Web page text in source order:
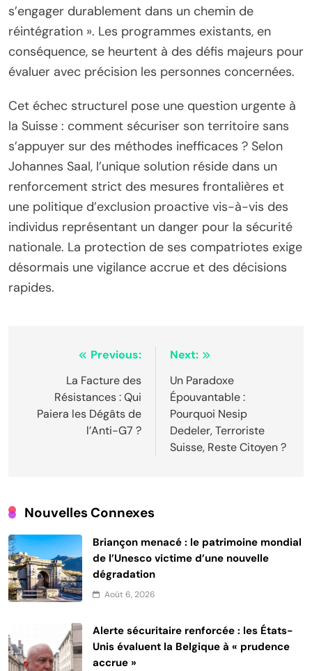
s’engager durablement dans un chemin de
réintégration ». Les programmes existants, en
conséquence, se heurtent à des défis majeurs pour
évaluer avec précision les personnes concernées.
Cet échec structurel pose une question urgente à
la Suisse : comment sécuriser son territoire sans
s’appuyer sur des méthodes inefficaces ? Selon
Johannes Saal, l’unique solution réside dans un
renforcement strict des mesures frontalières et
une politique d’exclusion proactive vis-à-vis des
individus représentant un danger pour la sécurité
nationale. La protection de ses compatriotes exige
désormais une vigilance accrue et des décisions
rapides.
Navigation
l’article
Previous:
La Facture des
Résistances : Qui
Paiera les Dégâts de
l’Anti-G7 ?
Next:
Un Paradoxe
Épouvantable :
Pourquoi Nesip
Dedeler, Terroriste
Suisse, Reste Citoyen ?
Nouvelles Connexes
Briançon menacé : le patrimoine mondial
de l’Unesco victime d’une nouvelle
dégradation
Août 6, 2026
Alerte sécuritaire renforcée : les États-
Unis évaluent la Belgique à « prudence
accrue »